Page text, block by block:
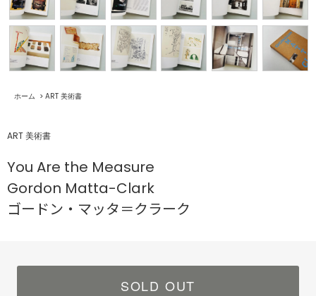
ホーム > ART 美術書
ART 美術書
You Are the Measure
Gordon Matta-Clark
ゴードン・マッタ＝クラーク
SOLD OUT